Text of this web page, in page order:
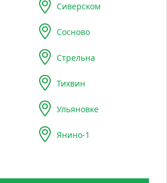
Сиверском
Сосново
Стрельна
Тихвин
Ульяновке
Янино-1